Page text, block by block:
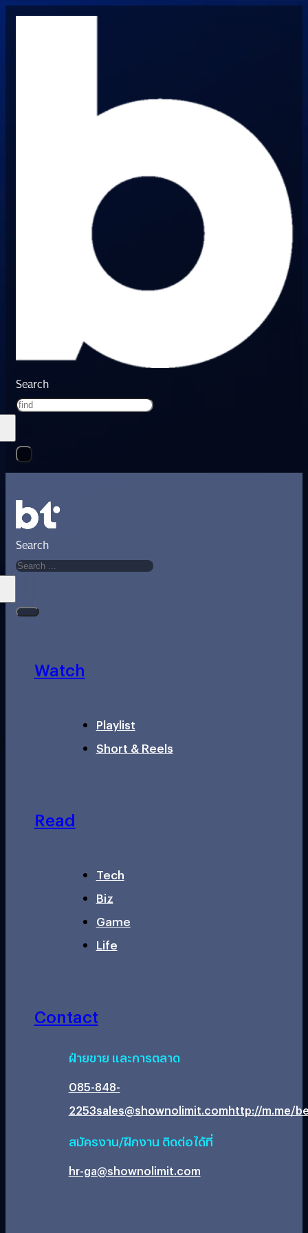
Search
Search
Watch
Playlist
Short & Reels
Read
Tech
Biz
Game
Life
Contact
ฝ่ายขาย และการตลาด
085-848-
2253sales@shownolimit.comhttp://m.me/
สมัครงาน/ฝึกงาน ติดต่อได้ที่
hr-ga@shownolimit.com